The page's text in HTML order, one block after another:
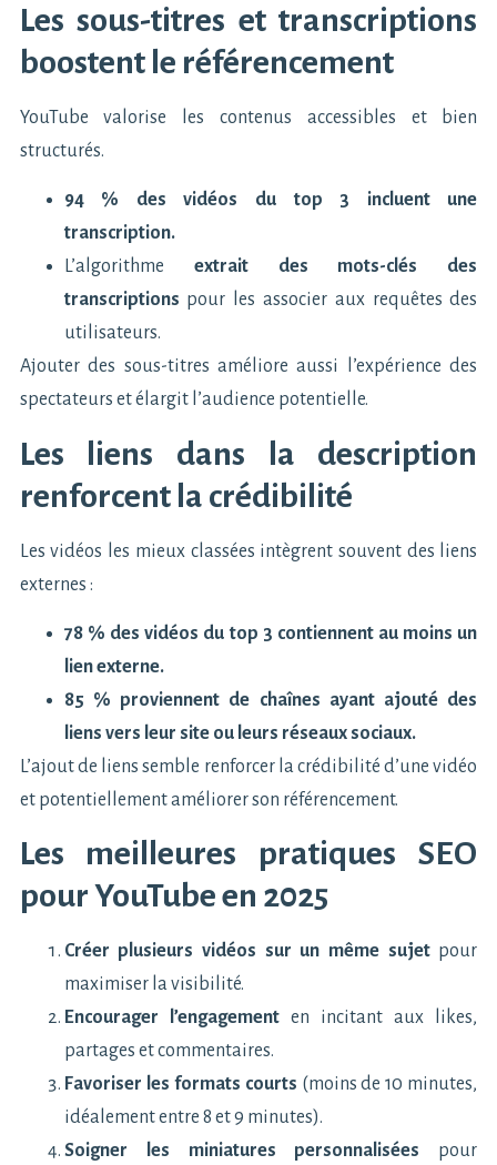
Les sous-titres et transcriptions
boostent le référencement
YouTube valorise les contenus accessibles et bien
structurés.
94 % des vidéos du top 3 incluent une
transcription.
L’algorithme extrait des mots-clés des
transcriptions pour les associer aux requêtes des
utilisateurs.
Ajouter des sous-titres améliore aussi l’expérience des
spectateurs et élargit l’audience potentielle.
Les liens dans la description
renforcent la crédibilité
Les vidéos les mieux classées intègrent souvent des liens
externes :
78 % des vidéos du top 3 contiennent au moins un
lien externe.
85 % proviennent de chaînes ayant ajouté des
liens vers leur site ou leurs réseaux sociaux.
L’ajout de liens semble renforcer la crédibilité d’une vidéo
et potentiellement améliorer son référencement.
Les meilleures pratiques SEO
pour YouTube en 2025
Créer plusieurs vidéos sur un même sujetpour
maximiser la visibilité.
Encourager l’engagementen incitant aux likes,
partages et commentaires.
Favoriser les formats courts (moins de 10 minutes,
idéalement entre 8 et 9 minutes).
Soigner les miniatures personnalisées pour